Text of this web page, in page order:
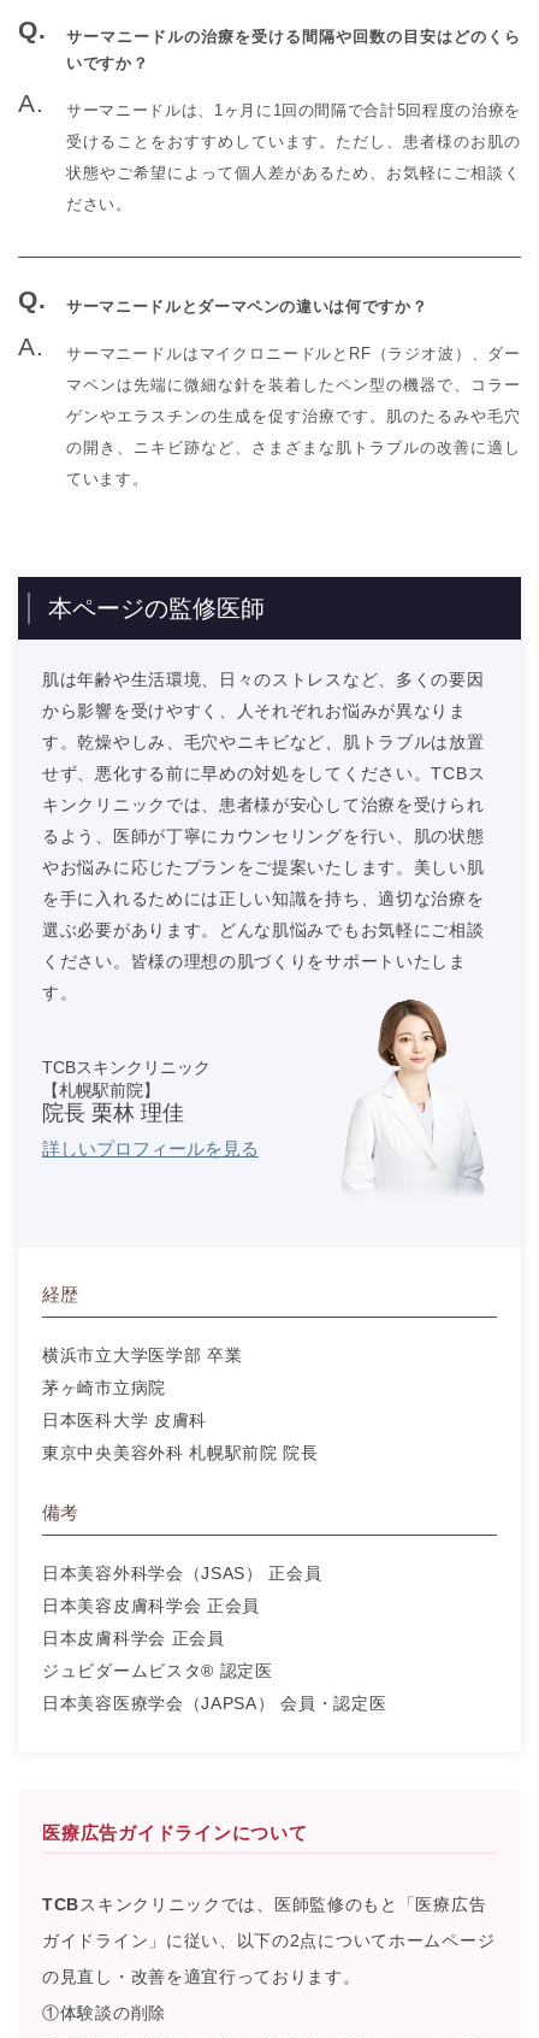
サーマニードルの治療を受ける間隔や回数の目安はどのくら
いですか？
サーマニードルは、1ヶ月に1回の間隔で合計5回程度の治療を
受けることをおすすめしています。ただし、患者様のお肌の
状態やご希望によって個人差があるため、お気軽にご相談く
ださい。
サーマニードルとダーマペンの違いは何ですか？
サーマニードルはマイクロニードルとRF（ラジオ波）、ダー
マペンは先端に微細な針を装着したペン型の機器で、コラー
ゲンやエラスチンの生成を促す治療です。肌のたるみや毛穴
の開き、ニキビ跡など、さまざまな肌トラブルの改善に適し
ています。
本ページの監修医師
肌は年齢や生活環境、日々のストレスなど、多くの要因
から影響を受けやすく、人それぞれお悩みが異なりま
す。乾燥やしみ、毛穴やニキビなど、肌トラブルは放置
せず、悪化する前に早めの対処をしてください。TCBス
キンクリニックでは、患者様が安心して治療を受けられ
るよう、医師が丁寧にカウンセリングを行い、肌の状態
やお悩みに応じたプランをご提案いたします。美しい肌
を手に入れるためには正しい知識を持ち、適切な治療を
選ぶ必要があります。どんな肌悩みでもお気軽にご相談
ください。皆様の理想の肌づくりをサポートいたしま
す。
TCBスキンクリニック
【札幌駅前院】
院長 栗林 理佳
詳しいプロフィールを見る
経歴
横浜市立大学医学部 卒業
茅ヶ崎市立病院
日本医科大学 皮膚科
東京中央美容外科 札幌駅前院 院長
備考
日本美容外科学会（JSAS） 正会員
日本美容皮膚科学会 正会員
日本皮膚科学会 正会員
ジュビダームビスタ® 認定医
日本美容医療学会（JAPSA） 会員・認定医
医療広告ガイドラインについて
TCBスキンクリニックでは、医師監修のもと「医療広告
ガイドライン」に従い、以下の2点についてホームページ
の見直し・改善を適宜行っております。
①体験談の削除